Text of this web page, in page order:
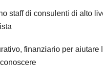
staff di consulenti di alto
finanziario per aiutare